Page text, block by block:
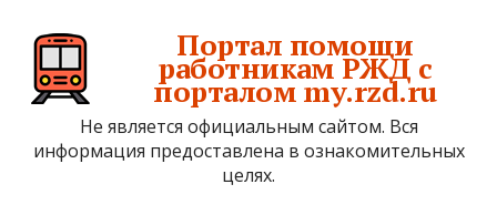
Портал помощи
работникам РЖД с
порталом my.rzd.ru
Не является официальным сайтом. Вся
информация предоставлена в ознакомительных
целях.